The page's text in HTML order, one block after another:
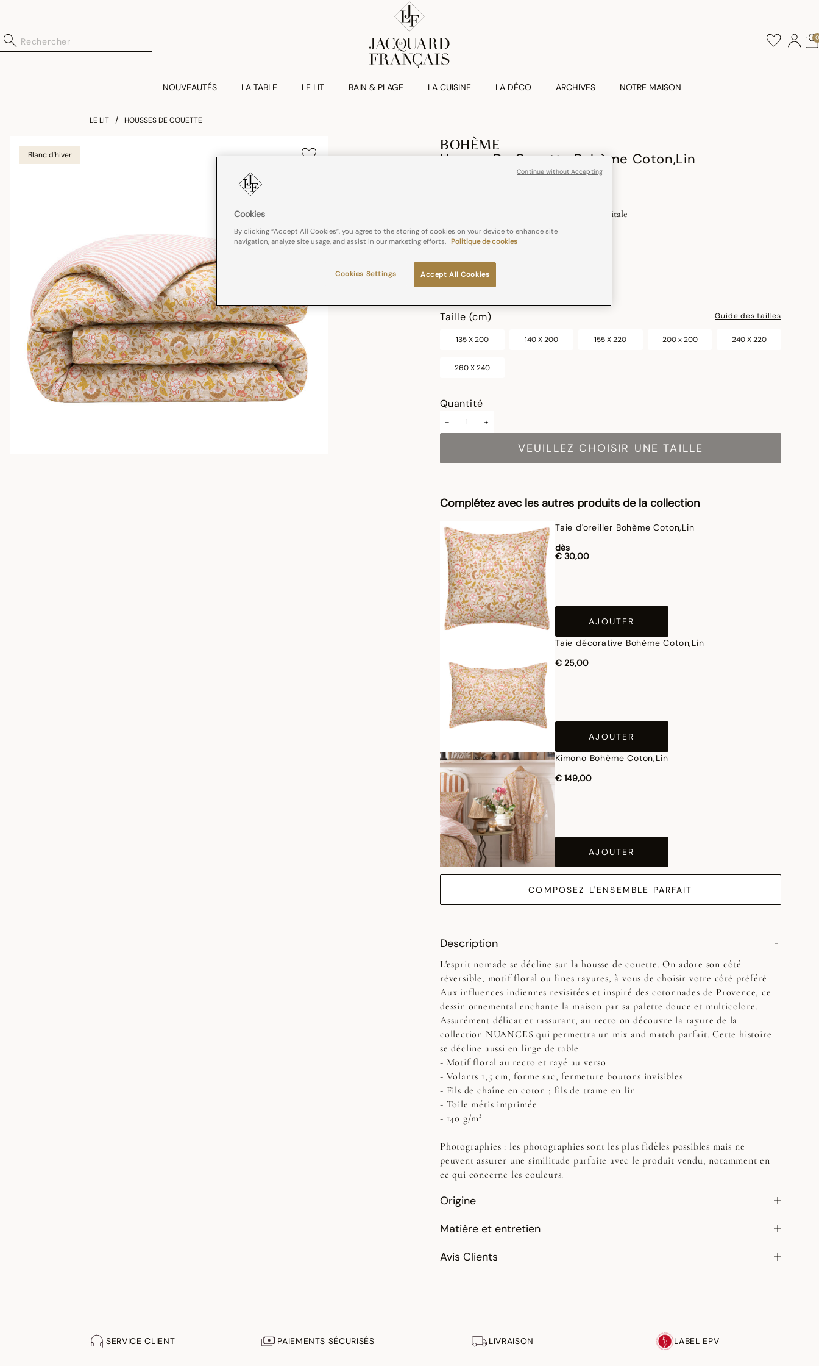
0
NOUVEAUTÉS LA TABLE LE LIT BAIN & PLAGE LA CUISINE LA DÉCO ARCHIVES NOTRE MAISON
LE LIT HOUSSES DE COUETTE
Blanc d'hiver
BOHÈME
Housse De Couette Bohème Coton,Lin
Impression Digitale
sélectionné
Taille (cm) Guide des tailles
135 X 200 140 X 200 155 X 220 200 x 200 240 X 220
260 X 240
Quantité
- +
VEUILLEZ CHOISIR UNE TAILLE
Complétez avec les autres produits de la collection
Taie d'oreiller Bohème Coton,Lin
dès
€ 30,00
AJOUTER
Taie décorative Bohème Coton,Lin
€ 25,00
AJOUTER
Kimono Bohème Coton,Lin
€ 149,00
AJOUTER
COMPOSEZ L'ENSEMBLE PARFAIT
Description
L'esprit nomade se décline sur la housse de couette. On adore son côté
réversible, motif floral ou fines rayures, à vous de choisir votre côté préféré.
Aux influences indiennes revisitées et inspiré des cotonnades de Provence, ce
dessin ornemental enchante la maison par sa palette douce et multicolore.
Assurément délicat et rassurant, au recto on découvre la rayure de la
collection NUANCES qui permettra un mix and match parfait. Cette histoire
se décline aussi en linge de table.
- Motif floral au recto et rayé au verso
- Volants 1,5 cm, forme sac, fermeture boutons invisibles
- Fils de chaîne en coton ; fils de trame en lin
- Toile métis imprimée
- 140 g/m²
Photographies : les photographies sont les plus fidèles possibles mais ne
peuvent assurer une similitude parfaite avec le produit vendu, notamment en
ce qui concerne les couleurs.
Origine
Matière et entretien
Avis Clients
SERVICE CLIENT PAIEMENTS SÉCURISÉS LIVRAISON LABEL EPV
Cookies
By clicking “Accept All Cookies”, you agree to the storing of cookies on your device to enhance site
navigation, analyze site usage, and assist in our marketing efforts. Politique de cookies
Accept All Cookies
Cookies Settings
Continue without Accepting